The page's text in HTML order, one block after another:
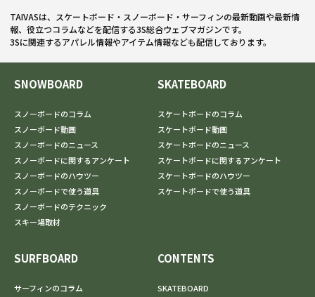
TAIVASは、スケートボード・スノーボード・サーフィンの最新動画や最新情
報、役立つコラムなどを配信する3S総合ウェブマガジンです。
3Sに関連するアパレル情報やアイテム情報なども配信しております。
SNOWBOARD
スノーボードのコラム
スノーボード動画
スノーボードのニュース
スノーボードに関するアンケート
スノーボードのハウツー
スノーボードで使う道具
スノーボードのテクニック
スキー場取材
SKATEBOARD
スケートボードのコラム
スケートボード動画
スケートボードのニュース
スケートボードに関するアンケート
スケートボードのハウツー
スケートボードで使う道具
SURFBOARD
サーフィンのコラム
CONTENTS
SKATEBOARD